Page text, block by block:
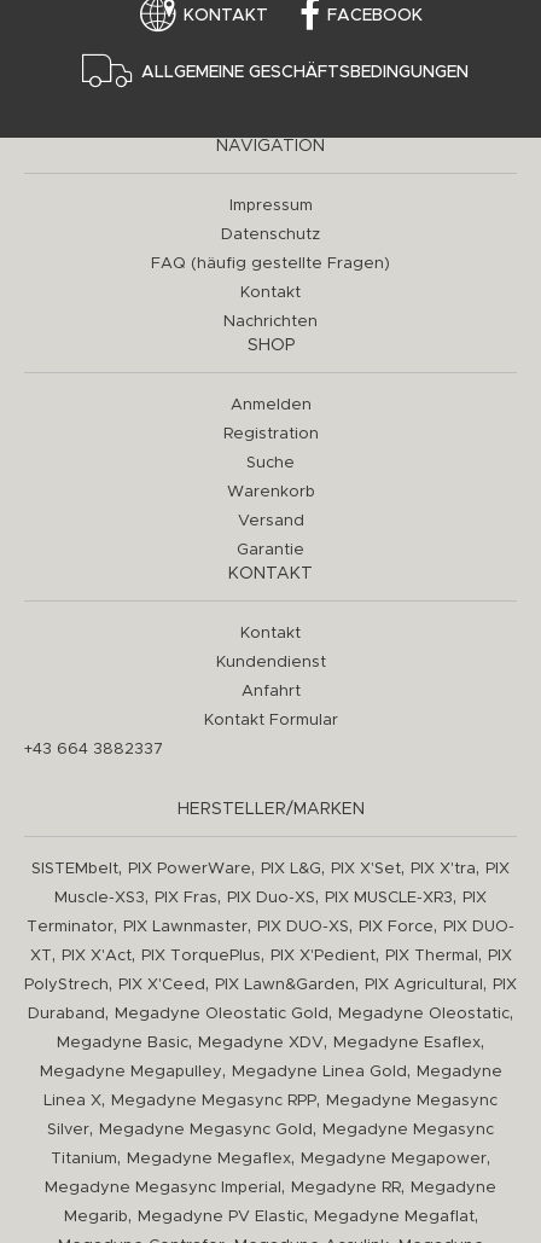
KONTAKT FACEBOOK
ALLGEMEINE GESCHÄFTSBEDINGUNGEN
NAVIGATION
Impressum
Datenschutz
FAQ (häufig gestellte Fragen)
Kontakt
Nachrichten
SHOP
Anmelden
Registration
Suche
Warenkorb
Versand
Garantie
KONTAKT
Kontakt
Kundendienst
Anfahrt
Kontakt Formular
+43 664 3882337
HERSTELLER/MARKEN
SISTEMbelt, PIX PowerWare, PIX L&G, PIX X'Set, PIX X'tra,
PIX
Muscle-XS3, PIX Fras, PIX Duo-XS, PIX MUSCLE-XR3,
PIX
Terminator, PIX Lawnmaster, PIX DUO-XS, PIX Force,
PIX DUO-
XT, PIX X'Act, PIX TorquePlus, PIX X'Pedient, PIX Thermal ,
PIX
PolyStrech, PIX X'Ceed , PIX Lawn&Garden, PIX Agricultural ,
PIX
Duraband , Megadyne Oleostatic Gold , Megadyne Oleostatic,
Megadyne Basic, Megadyne XDV, Megadyne Esaflex,
Megadyne Megapulley, Megadyne Linea Gold ,
Megadyne
Linea X, Megadyne Megasync RPP,
Megadyne Megasync
Silver, Megadyne Megasync Gold ,
Megadyne Megasync
Titanium, Megadyne Megaflex, Megadyne Megapower,
Megadyne Megasync Imperial , Megadyne RR,
Megadyne
Megarib, Megadyne PV Elastic, Megadyne Megaflat,